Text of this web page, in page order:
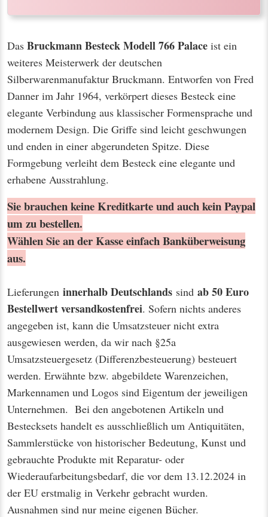
Das Bruckmann Besteck Modell 766 Palace ist ein
weiteres Meisterwerk der deutschen
Silberwarenmanufaktur Bruckmann. Entworfen von Fred
Danner im Jahr 1964, verkörpert dieses Besteck eine
elegante Verbindung aus klassischer Formensprache und
modernem Design. Die Griffe sind leicht geschwungen
und enden in einer abgerundeten Spitze. Diese
Formgebung verleiht dem Besteck eine elegante und
erhabene Ausstrahlung.
Sie brauchen keine Kreditkarte und auch kein Paypal
um zu bestellen.
Wählen Sie an der Kasse einfach Banküberweisung
aus.
Lieferungen innerhalb Deutschlands sind ab 50 Euro
Bestellwertversandkostenfrei. Sofern nichts anderes
angegeben ist, kann die Umsatzsteuer nicht extra
ausgewiesen werden, da wir nach §25a
Umsatzsteuergesetz (Differenzbesteuerung) besteuert
werden. Erwähnte bzw. abgebildete Warenzeichen,
Markennamen und Logos sind Eigentum der jeweiligen
Unternehmen. Bei den angebotenen Artikeln und
Bestecksets handelt es ausschließlich um Antiquitäten,
Sammlerstücke von historischer Bedeutung, Kunst und
gebrauchte Produkte mit Reparatur- oder
Wiederaufarbeitungsbedarf, die vor dem 13.12.2024 in
der EU erstmalig in Verkehr gebracht wurden.
Ausnahmen sind nur meine eigenen Bücher.